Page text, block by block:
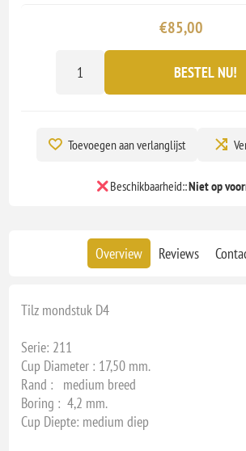
€85,00
BESTEL NU!
Toevoegen aan verlanglijst
Beschikbaarheid::Niet op
Overview Reviews
Tilz mondstuk D4
Serie: 211
Cup Diameter : 17,50 mm.
Rand : medium breed
Boring : 4,2 mm.
Cup Diepte: medium diep